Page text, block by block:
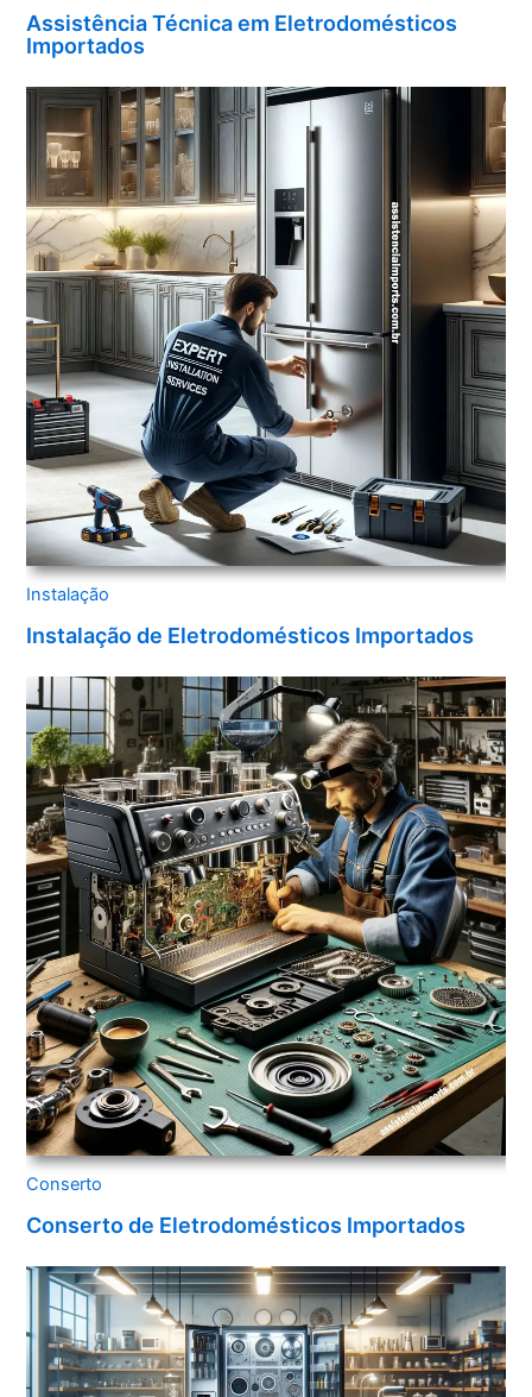
Assistência Técnica em Eletrodomésticos
Importados
Instalação
Instalação de Eletrodomésticos Importados
Conserto
Conserto de Eletrodomésticos Importados